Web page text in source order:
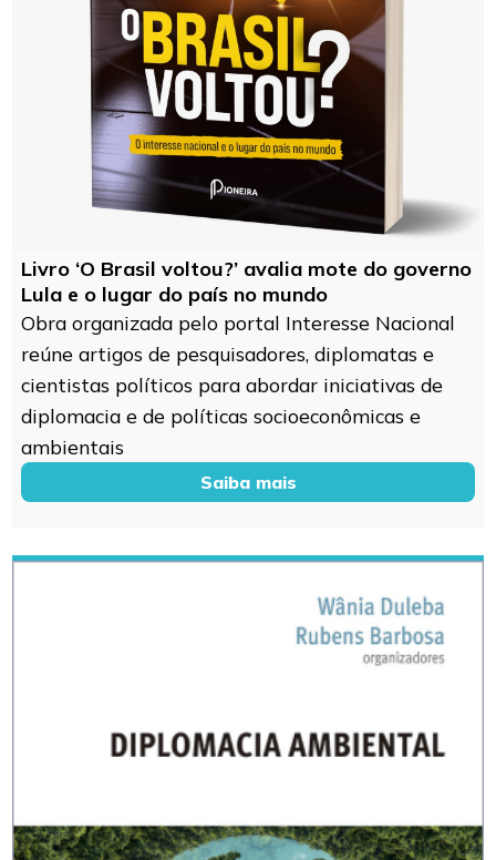
Livro ‘O Brasil voltou?’ avalia mote do governo
Lula e o lugar do país no mundo
Obra organizada pelo portal Interesse Nacional
reúne artigos de pesquisadores, diplomatas e
cientistas políticos para abordar iniciativas de
diplomacia e de políticas socioeconômicas e
ambientais
Saiba mais